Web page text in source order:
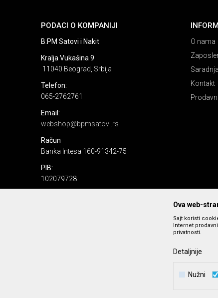
PODACI O KOMPANIJI
B:PM Satovi i Nakit
Kralja Vukašina 9
11040 Beograd, Srbija
Telefon:
065-2762761
Email:
webshop@bpmsatovi.rs
Račun
Banka Intesa 160-91342-75
PIB:
102079728
O nama
Saradnja
Kontakt
Nastojimo da budemo što precizniji u opisu proizvoda,
Ova web-
Sajt koristi
Internet
privatnosti.
Detaljnije
Nužni